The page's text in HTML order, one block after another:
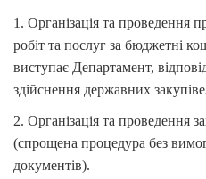
1. Організація та проведення
робіт та послуг за бюджетні
виступає Департамент,
здійснення державних
2. Організація та проведення
(спрощена процедура без
документів).